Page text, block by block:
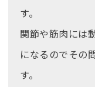
す。
関節や筋肉には
になるのでその
す。